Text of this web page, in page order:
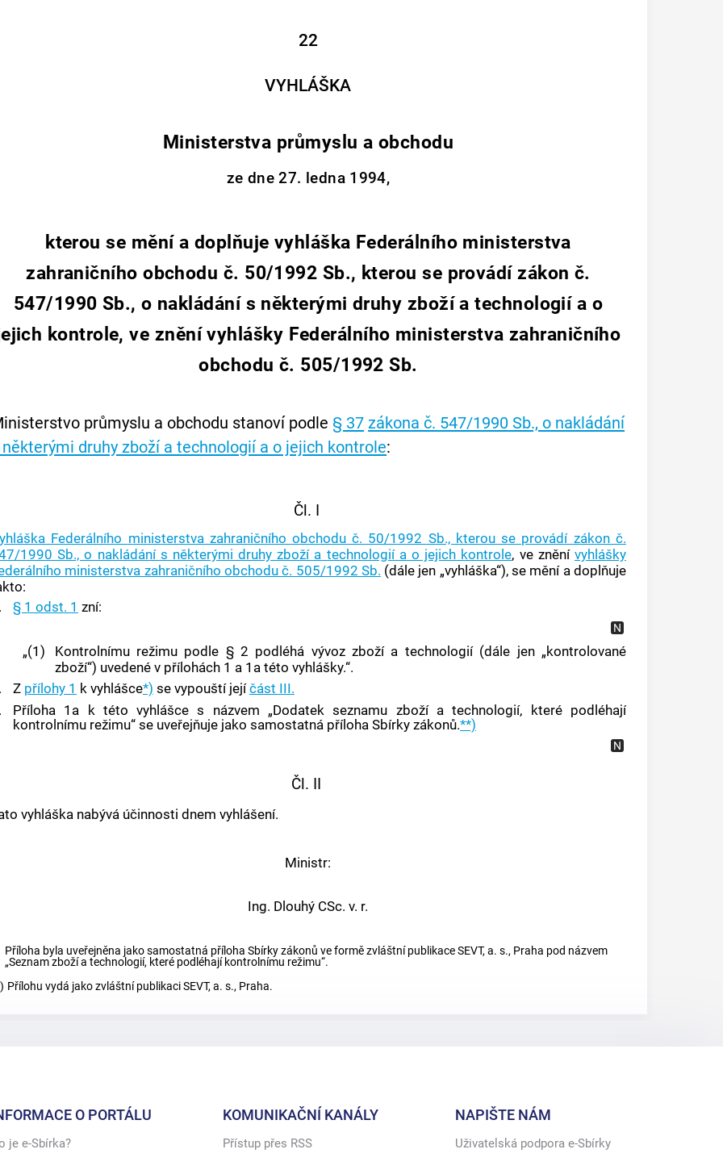
22
VYHLÁŠKA
Ministerstva průmyslu a obchodu
ze dne 27. ledna 1994,
kterou se mění a doplňuje vyhláška Federálního ministerstva
zahraničního obchodu č. 50/1992 Sb., kterou se provádí zákon č.
547/1990 Sb., o nakládání s některými druhy zboží a technologií a o
kontrole, ve znění vyhlášky Federálního ministerstva zahraničního
obchodu č. 505/1992 Sb.
průmyslu a obchodu stanoví podle § 37 zákona č. 547/1990 Sb., o nakládání
některými druhy zboží a technologií a o jejich kontrole:
Čl. I
Federálního ministerstva zahraničního obchodu č. 50/1992 Sb., kterou se provádí zákon č.
1990 Sb., o nakládání s některými druhy zboží a technologií a o jejich kontrole, ve znění vyhlášky
ministerstva zahraničního obchodu č. 505/1992 Sb. (dále jen „vyhláška“), se mění a doplňuje
§ 1 odst. 1 zní:
„(1)
Kontrolnímu režimu podle § 2 podléhá vývoz zboží a technologií (dále jen „kontrolované
zboží“) uvedené v přílohách 1 a 1a této vyhlášky.“.
Z přílohy 1 k vyhlášce*) se vypouští jejíčást III.
Příloha 1a k této vyhlášce s názvem „Dodatek seznamu zboží a technologií, které podléhají
kontrolnímu režimu“ se uveřejňuje jako samostatná příloha Sbírky zákonů.**)
Čl. II
vyhláška nabývá účinnosti dnem vyhlášení.
Ministr:
Ing. Dlouhý CSc. v. r.
Příloha byla uveřejněna jako samostatná příloha Sbírky zákonů ve formě zvláštní publikace SEVT, a. s., Praha pod názvem
„Seznam zboží a technologií, které podléhají kontrolnímu režimu“.
Přílohu vydá jako zvláštní publikaci SEVT, a. s., Praha.
O PORTÁLU
je e-Sbírka?
KOMUNIKAČNÍ KANÁLY
Přístup přes RSS
NAPIŠTE NÁM
Uživatelská podpora e-Sbírky